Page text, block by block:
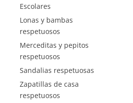
Escolares
Lonas y bambas
respetuosos
Merceditas y pepitos
respetuosos
Sandalias respetuosas
Zapatillas de casa
respetuosos